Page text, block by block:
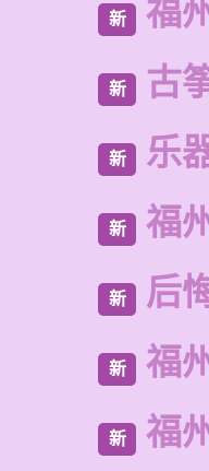
新 福
新 古
新 乐
新 福
新 后
新 福
新 福